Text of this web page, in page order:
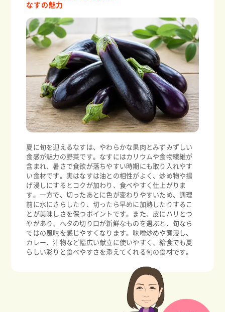
なすの魅力
夏に旬を迎えるなすは、やわらかな果肉とみずみずしい
食感が魅力の野菜です。なすにはカリウムや食物繊維が
含まれ、暑さで食欲が落ちやすい時期にも取り入れやす
い食材です。実はなすは油との相性がよく、炒め物や揚
げ浸しにするとコクが加わり、食べやすく仕上がりま
す。一方で、切ったあとに色が変わりやすいため、調理
前に水にさらしたり、切ったら早めに加熱したりするこ
とが美味しさを保つポイントです。また、皮にハリとつ
やがあり、ヘタの切り口が新鮮なものを選ぶと、旬なら
ではの風味を感じやすくなります。味噌炒めや煮浸し、
カレー、汁物など幅広い献立に使いやすく、給食でも夏
らしい彩りと食べやすさを添えてくれる旬の食材です。